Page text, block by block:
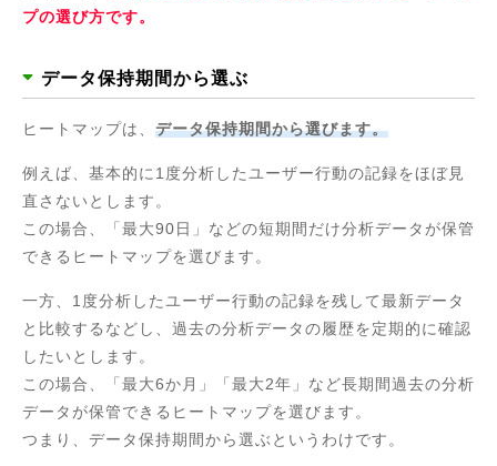
プの選び方です。
データ保持期間から選ぶ
ヒートマップは、 データ保持期間から選びます。
例えば、基本的に1度分析したユーザー行動の記録をほぼ見
直さないとします。
この場合、「最大90日」などの短期間だけ分析データが保管
できるヒートマップを選びます。
一方、1度分析したユーザー行動の記録を残して最新データ
と比較するなどし、過去の分析データの履歴を定期的に確認
したいとします。
この場合、「最大6か月」「最大2年」など長期間過去の分析
データが保管できるヒートマップを選びます。
つまり、データ保持期間から選ぶというわけです。